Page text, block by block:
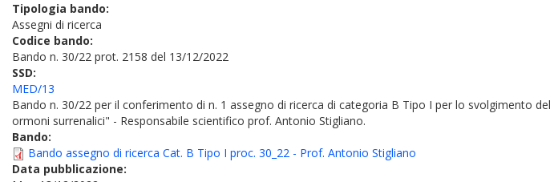
Tipologia bando:
Assegni di ricerca
Codice bando:
Bando n. 30/22 prot. 2158 del 13/12/2022
SSD:
MED/13
Bando n. 30/22 per il conferimento di n. 1 assegno di ricerca di categoria B Tipo I per lo svolgimento
ormoni surrenalici" - Responsabile scientifico prof. Antonio Stigliano.
Bando:
Bando assegno di ricerca Cat. B Tipo I proc. 30_22 - Prof. Antonio Stigliano
Data pubblicazione: